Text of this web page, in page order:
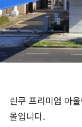
린쿠 프리미엄 아
몰입니다.